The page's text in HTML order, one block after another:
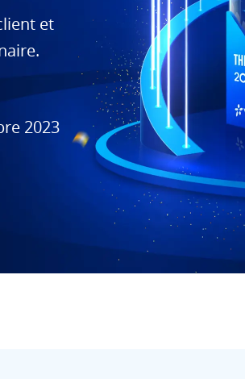
et
2023